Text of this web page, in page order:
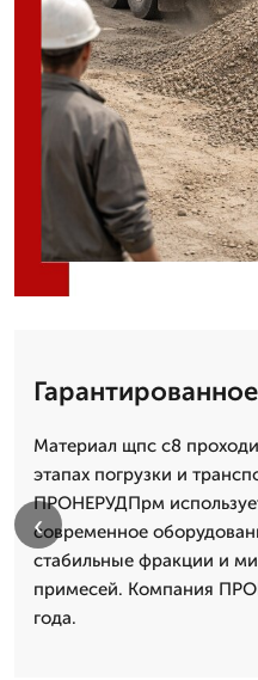
Материал щпс с8
этапах погрузки и
ПРОНЕРУДПрм
современное
стабильные фракции и
примесей. Компания
года.
‹